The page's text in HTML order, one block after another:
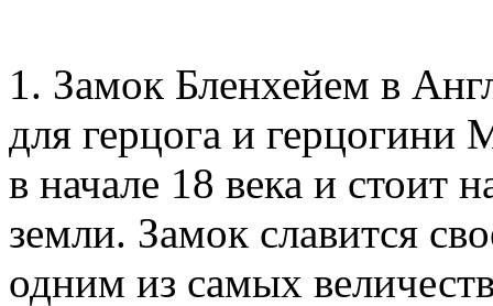
1. Замок Бленхейем в
для герцога и
в начале 18 века и стоит
земли. Замок славится
одним из самых